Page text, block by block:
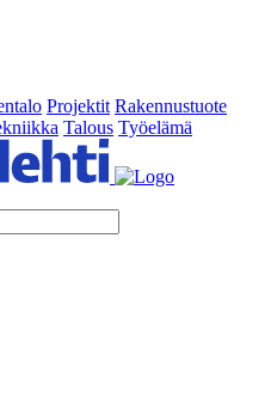
Projektit Rakennustuote
Talous Työelämä